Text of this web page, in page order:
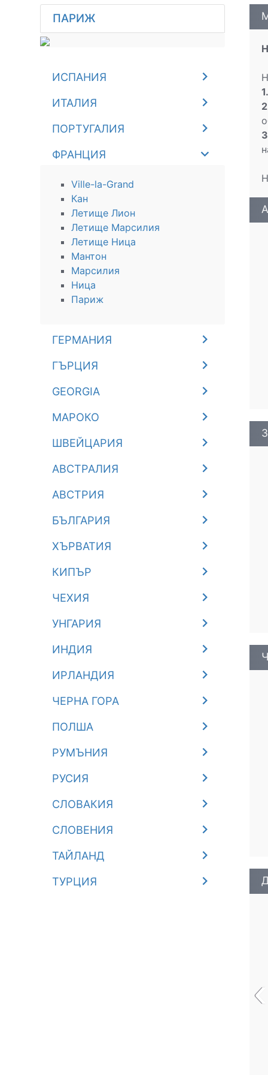
ПАРИЖ
ИСПАНИЯ
ИТАЛИЯ
ПОРТУГАЛИЯ
ФРАНЦИЯ
Ville-la-Grand
Кан
Летище Лион
Летище Марсилия
Летище Ница
Мантон
Марсилия
Ница
Париж
ГЕРМАНИЯ
ГЪРЦИЯ
GEORGIA
МАРОКО
ШВЕЙЦАРИЯ
АВСТРАЛИЯ
АВСТРИЯ
БЪЛГАРИЯ
ХЪРВАТИЯ
КИПЪР
ЧЕХИЯ
УНГАРИЯ
ИНДИЯ
ИРЛАНДИЯ
ЧЕРНА ГОРА
ПОЛША
РУМЪНИЯ
РУСИЯ
СЛОВАКИЯ
СЛОВЕНИЯ
ТАЙЛАНД
ТУРЦИЯ
1.
‹